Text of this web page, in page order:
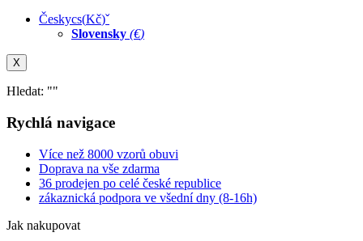
Českycs(Kč)ˇ
Slovensky (€)
X
Hledat: ""
Rychlá navigace
Více než 8000 vzorů obuvi
Doprava na vše zdarma
36 prodejen po celé české republice
zákaznická podpora ve všední dny (8-16h)
Jak nakupovat